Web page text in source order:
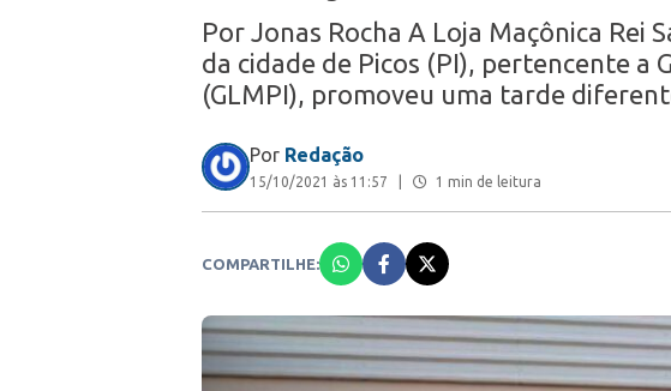
Por Jonas Rocha A Loja Maçônica Rei
da cidade de Picos (PI), pertencente a
(GLMPI), promoveu uma tarde
Por Redação
15/10/2021 às 11:57 1 min de leitura
COMPARTILHE: